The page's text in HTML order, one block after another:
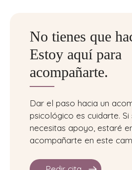
No tienes que
Estoy aquí para
acompañarte.
Dar el paso hacia un
psicológico es cuidarte. Si
necesitas apoyo, estaré
acompañarte en este